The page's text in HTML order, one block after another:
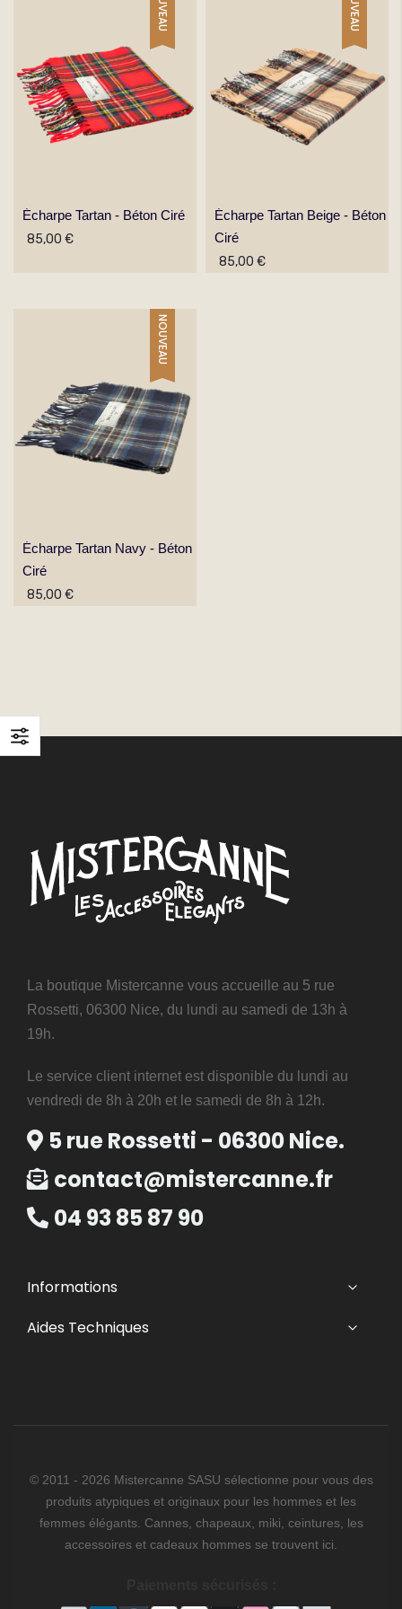
Écharpe Tartan - Béton Ciré
85,00 €
Écharpe Tartan Beige - Béton
Ciré
85,00 €
NOUVEAU
Écharpe Tartan Navy - Béton
Ciré
85,00 €
La boutique Mistercanne vous accueille au 5 rue
Rossetti, 06300 Nice, du lundi au samedi de 13h à
19h.
Le service client internet est disponible du lundi au
vendredi de 8h à 20h et le samedi de 8h à 12h.
5 rue Rossetti - 06300 Nice.
contact@mistercanne.fr
04 93 85 87 90
Informations
Aides Techniques
© 2011 - 2026 Mistercanne SASU sélectionne pour vous des
produits atypiques et originaux pour les hommes et les
femmes élégants. Cannes, chapeaux, miki, ceintures, les
accessoires et cadeaux hommes se trouvent ici.